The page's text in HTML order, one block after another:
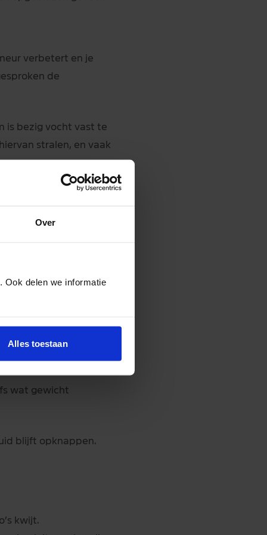
Over
Ook delen we informatie
Alles toestaan
verbetert en je
de
is bezig vocht vast te
stralen, en vaak
stabiliseert, je
hebt, helderder
afvalstoffen
wat gewicht
blijft opknappen.
kwijt.